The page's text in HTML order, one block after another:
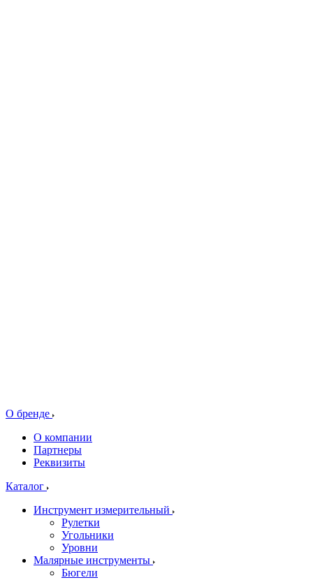
О бренде
О компании
Партнеры
Реквизиты
Каталог
Инструмент измерительный
Рулетки
Угольники
Уровни
Малярные инструменты
Бюгели